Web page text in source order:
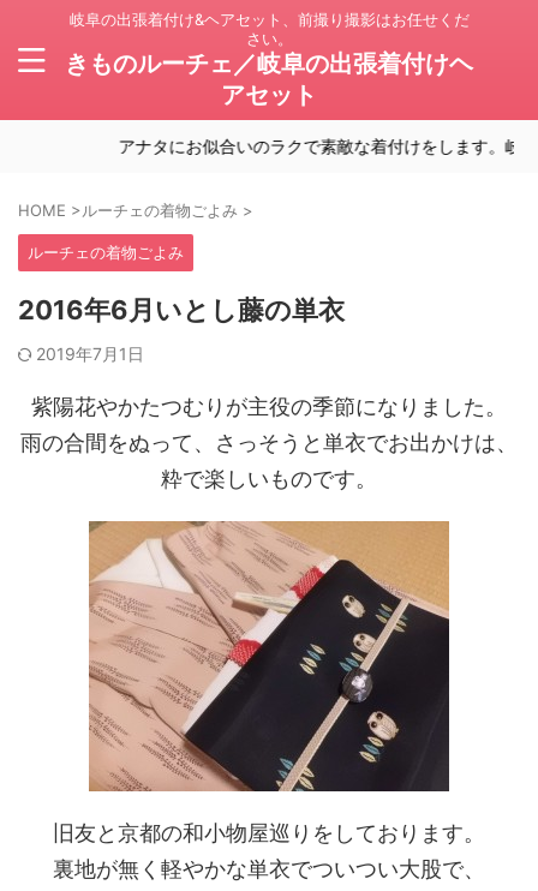
岐阜の出張着付け&ヘアセット、前撮り撮影はお任せくだ
さい。
きものルーチェ／岐阜の出張着付けヘ
アセット
アナタにお似合いのラクで素敵な着付けをします。岐阜の
HOME >ルーチェの着物ごよみ >
ルーチェの着物ごよみ
2016年6月いとし藤の単衣
2019年7月1日
紫陽花やかたつむりが主役の季節になりました。
雨の合間をぬって、さっそうと単衣でお出かけは、
粋で楽しいものです。
旧友と京都の和小物屋巡りをしております。
裏地が無く軽やかな単衣でついつい大股で、